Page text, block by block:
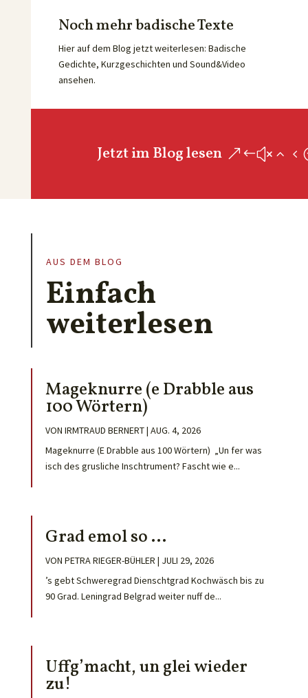
Noch mehr badische Texte
Hier auf dem Blog jetzt weiterlesen: Badische
Gedichte, Kurzgeschichten und Sound&Video
ansehen.
Jetzt im Blog lesen
AUS DEM BLOG
Einfach
weiterlesen
Mageknurre (e Drabble aus
100 Wörtern)
VON IRMTRAUD BERNERT| AUG. 4, 2026
Mageknurre (E Drabble aus 100 Wörtern) „Un fer was
isch des grusliche Inschtrument? Fascht wie e...
Grad emol so …
VON PETRA RIEGER-BÜHLER | JULI 29, 2026
’s gebt Schweregrad Dienschtgrad Kochwäsch bis zu
90 Grad. Leningrad Belgrad weiter nuff de...
Uffg’macht, un glei wieder
zu!